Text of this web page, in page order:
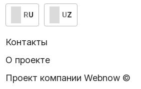
RU UZ
Контакты
О проекте
Проект компании Webnow ©